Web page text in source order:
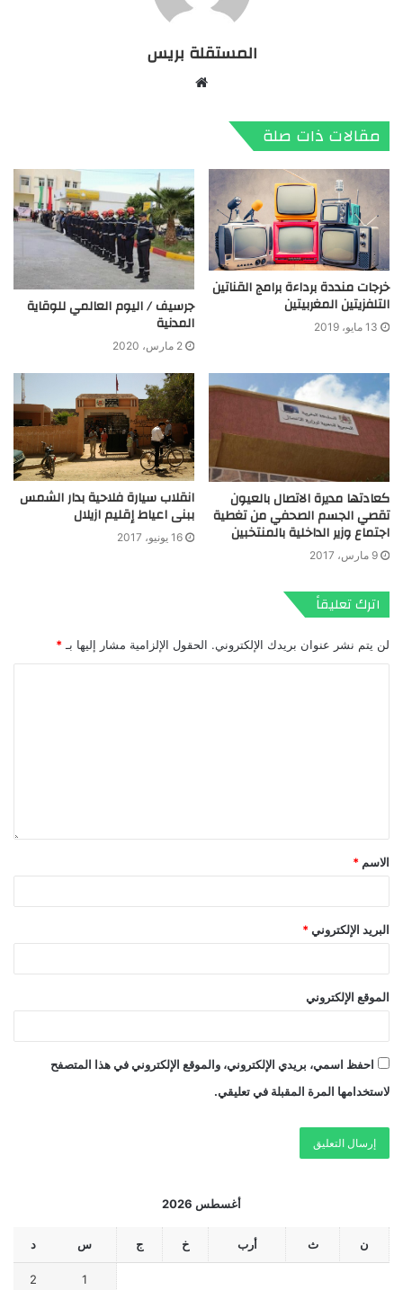
المستقلة بريس
مقالات ذات صلة
خرجات منددة برداءة برامج القناتين
التلفزيتين المغربيتين
13 مايو، 2019
جرسيف / اليوم العالمي للوقاية
المدنية
2 مارس، 2020
كعادتها مديرة الاتصال بالعيون
تقصي الجسم الصحفي من تغطية
اجتماع وزير الداخلية بالمنتخبين
9 مارس، 2017
انقلاب سيارة فلاحية بدار الشمس
ببنى اعياط إقليم ازيلال
16 يونيو، 2017
اترك تعليقاً
لن يتم نشر عنوان بريدك الإلكتروني. الحقول الإلزامية مشار إليها بـ *
الاسم *
البريد الإلكتروني *
الموقع الإلكتروني
احفظ اسمي، بريدي الإلكتروني، والموقع الإلكتروني في هذا المتصفح
لاستخدامها المرة المقبلة في تعليقي.
أغسطس 2026
ن ث أرب خ ج س د
1
2